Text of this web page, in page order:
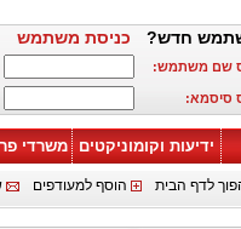
חדש? כניסת משתמש
שם משתמש:
סיסמא:
ידיעות וקומוניקטים משרדי
לדף הבית הוסף למעודפים